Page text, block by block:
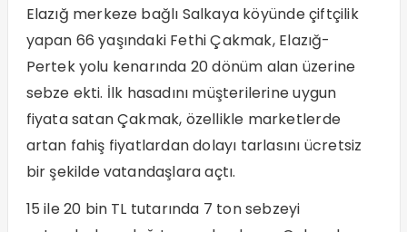
Elazığ merkeze bağlı Salkaya köyünde çiftçilik
yapan 66 yaşındaki Fethi Çakmak, Elazığ-
Pertek yolu kenarında 20 dönüm alan üzerine
sebze ekti. İlk hasadını müşterilerine uygun
fiyata satan Çakmak, özellikle marketlerde
artan fahiş fiyatlardan dolayı tarlasını ücretsiz
bir şekilde vatandaşlara açtı.
15 ile 20 bin TL tutarında 7 ton sebzeyi